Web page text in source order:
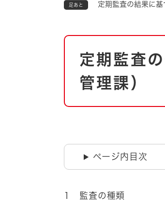
ごみ・衛生・動物 救
防災・防犯 上
自然・環境・公園
引っ越し
道路・河川・交通
足あと 定期監査の結果に基
本
定期監査
管理課）
ページ内目次
1 監査の種類